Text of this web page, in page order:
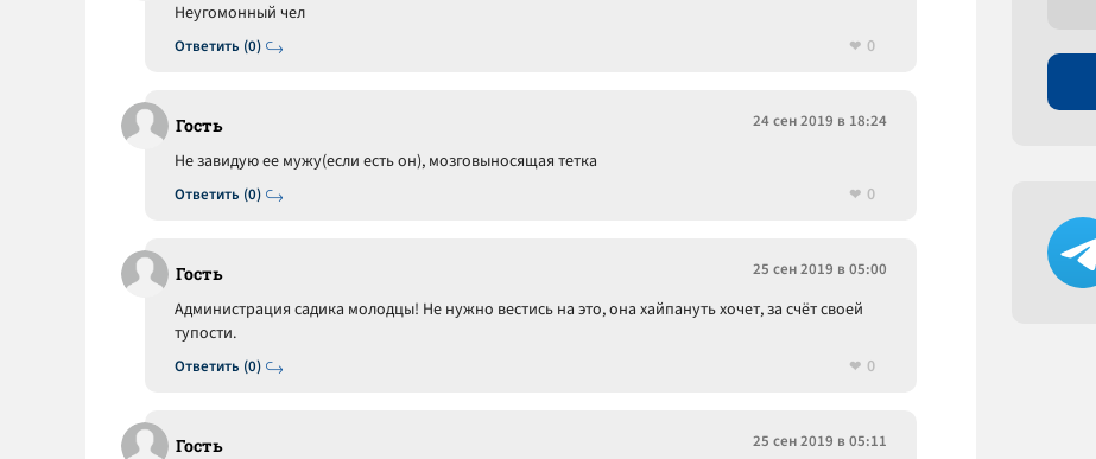
Ответить (0)
Неугомонный чел
0
Гость 24 сен 2019 в 18:24
Ответить (0)
Не завидую ее мужу(если есть он), мозговыносящая тетка
0
Гость 25 сен 2019 в 05:00
Ответить (0)
Администрация садика молодцы! Не нужно вестись на это, она хайпануть хочет, за счёт своей
тупости.
0
Гость 25 сен 2019 в 05:11